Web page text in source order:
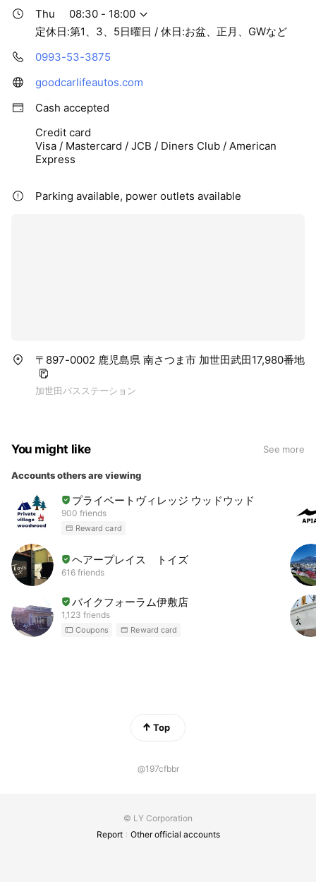
Thu
08:30 - 18:00
定休日:第1、3、5日曜日 / 休日:お盆、正月、GWなど
0993-53-3875
goodcarlifeautos.com
Cash accepted
Credit card
Visa / Mastercard / JCB / Diners Club / American
Express
Parking available, power outlets available
〒897-0002 鹿児島県 南さつま市 加世田武田17,980番地
加世田バスステーション
You might like See more
Accounts others are viewing
プライベートヴィレッジ ウッドウッド
900 friends
Reward card
ヘアープレイス トイズ
616 friends
バイクフォーラム伊敷店
1,123 friends
Coupons Reward card
Top
@197cfbbr
© LY Corporation
Report
Other official accounts